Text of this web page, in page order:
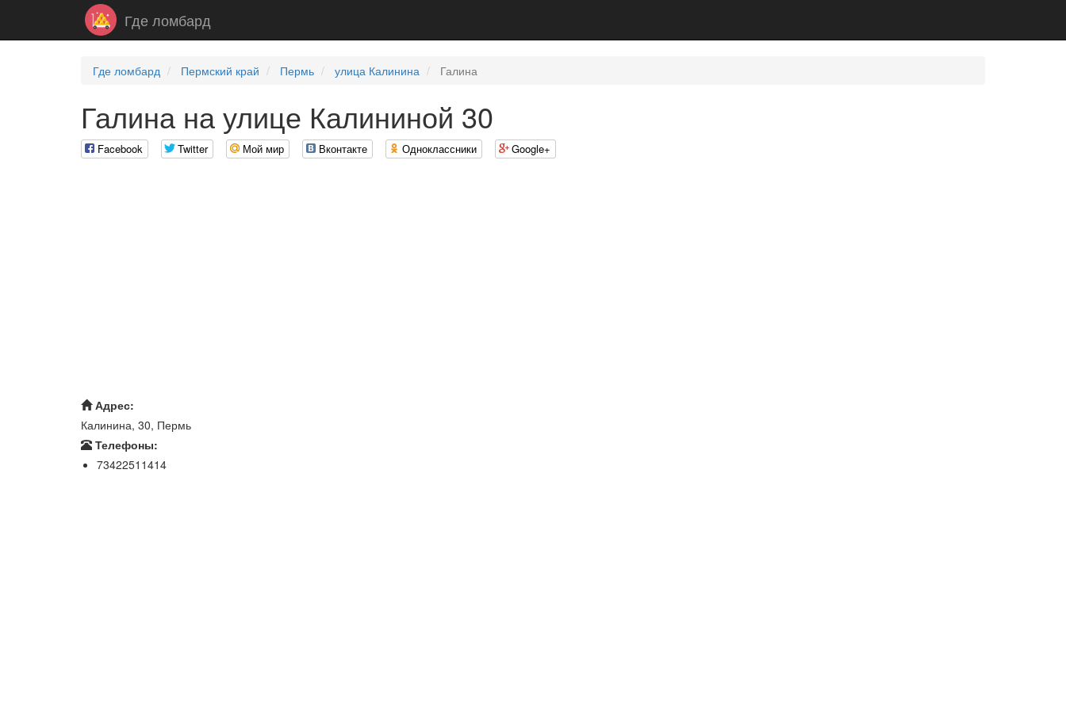
Где ломбард
Где ломбард Пермский край Пермь улица Калинина Галина
Галина на улице Калининой 30
Facebook Twitter Мой мир Вконтакте Одноклассники Google+
Адрес:
Калинина, 30, Пермь
Телефоны:
73422511414